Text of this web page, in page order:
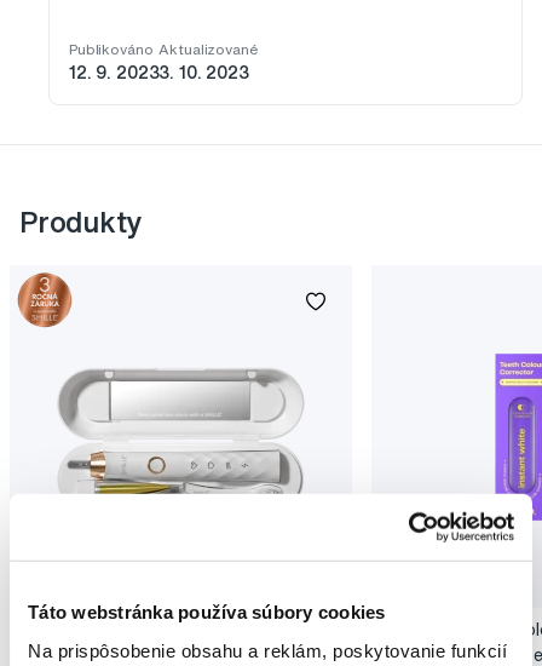
Táto webstránka používa súbory cookies
Na prispôsobenie obsahu a reklám, poskytovanie funkcií
Publikováno
12. 9. 2023
Aktualizované
3. 10. 2023
Produkty
kefka s kónickými vláknami SANGI, biela
Pop Instant Teeth
pre okamžitý bieliaci